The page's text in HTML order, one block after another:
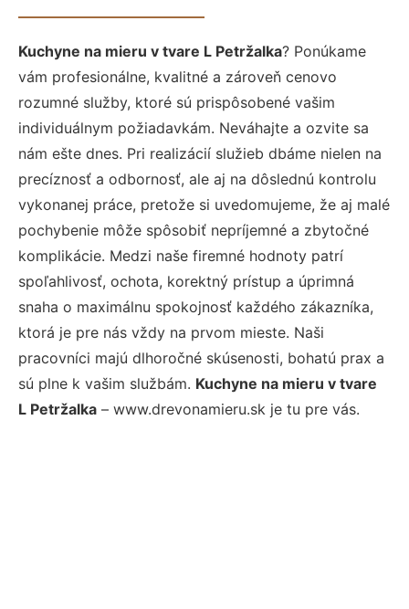
Kuchyne na mieru v tvare L Petržalka? Ponúkame
vám profesionálne, kvalitné a zároveň cenovo
rozumné služby, ktoré sú prispôsobené vašim
individuálnym požiadavkám. Neváhajte a ozvite sa
nám ešte dnes. Pri realizácií služieb dbáme nielen na
precíznosť a odbornosť, ale aj na dôslednú kontrolu
vykonanej práce, pretože si uvedomujeme, že aj malé
pochybenie môže spôsobiť nepríjemné a zbytočné
komplikácie. Medzi naše firemné hodnoty patrí
spoľahlivosť, ochota, korektný prístup a úprimná
snaha o maximálnu spokojnosť každého zákazníka,
ktorá je pre nás vždy na prvom mieste. Naši
pracovníci majú dlhoročné skúsenosti, bohatú prax a
sú plne k vašim službám. Kuchyne na mieru v tvare
L Petržalka – www.drevonamieru.sk je tu pre vás.